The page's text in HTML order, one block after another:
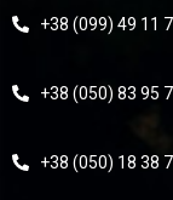
+38 (099) 49 11
+38 (050) 83 95
+38 (050) 18 38